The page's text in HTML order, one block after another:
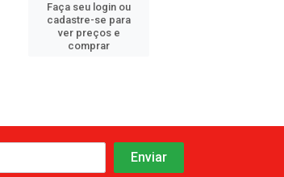
Faça seu login ou
cadastre-se para
ver preços e
comprar